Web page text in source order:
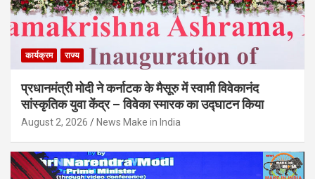
कार्यक्रम राज्य
प्रधानमंत्री मोदी ने कर्नाटक के मैसूरु में स्वामी विवेकानंद
सांस्कृतिक युवा केंद्र – विवेका स्मारक का उद्घाटन किया
August 2, 2026 News Make in India